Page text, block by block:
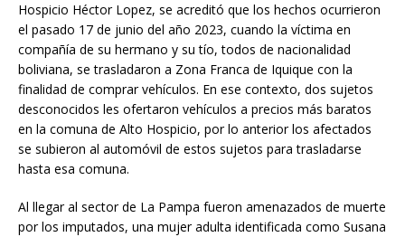
Hospicio Héctor Lopez, se acreditó que los hechos ocurrieron
el pasado 17 de junio del año 2023, cuando la víctima en
compañía de su hermano y su tío, todos de nacionalidad
boliviana, se trasladaron a Zona Franca de Iquique con la
finalidad de comprar vehículos. En ese contexto, dos sujetos
desconocidos les ofertaron vehículos a precios más baratos
en la comuna de Alto Hospicio, por lo anterior los afectados
se subieron al automóvil de estos sujetos para trasladarse
hasta esa comuna.
Al llegar al sector de La Pampa fueron amenazados de muerte
por los imputados, una mujer adulta identificada como Susana